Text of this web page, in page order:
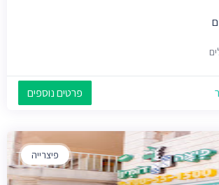
פרטים נוספים
פיצרייה